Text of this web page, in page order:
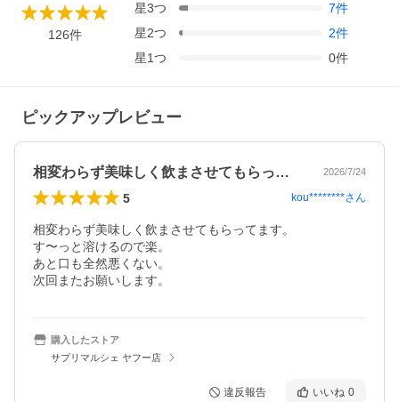
126件
星3つ 7件
星2つ 2件
星1つ 0件
ピックアップレビュー
相変わらず美味しく飲まさせてもらってま… 2026/7/24
5 kou********さん
相変わらず美味しく飲まさせてもらってます。
す〜っと溶けるので楽。
あと口も全然悪くない。
次回またお願いします。
購入したストア
サプリマルシェ ヤフー店
違反報告 いいね 0